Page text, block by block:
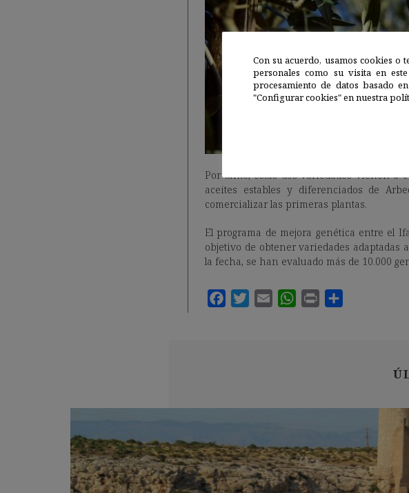
Por tanto, estas dos variedades vienen
aceites estables y diferenciados de
comercializar las primeras plantas.
El programa de mejora genética entre el
objetivo de obtener variedades adaptadas
la fecha, se han evaluado más de 10.000
Con su acuerdo, usamos cookies o
personales como su visita en
procesamiento de datos basado
"Configurar cookies" en nuestra